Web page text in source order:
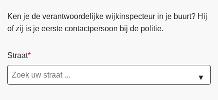
Ken je de verantwoordelijke wijkinspecteur in je buurt? Hij
of zij is je eerste contactpersoon bij de politie.
Straat
▼